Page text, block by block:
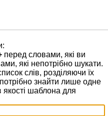
перед словами, які ви
які непотрібно шукати.
слів, розділяючи їх
знайти лише одне
якості шаблона для